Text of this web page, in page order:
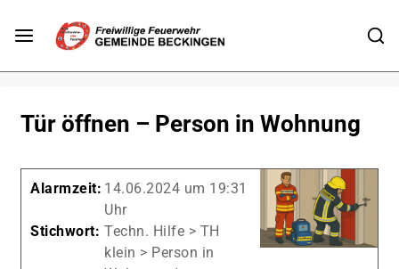
Tür öffnen – Person in Wohnung
Alarmzeit: 14.06.2024 um 19:31
Uhr
Stichwort: Techn. Hilfe > TH
klein > Person in